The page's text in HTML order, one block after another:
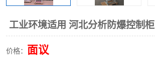
工业环境适用 河北分析防爆控制柜
价格： 面议